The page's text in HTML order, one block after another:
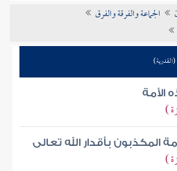
الجماعة والفرقة والفرق
الأمة
)
المكذبون بأقدار الله تعالى
)